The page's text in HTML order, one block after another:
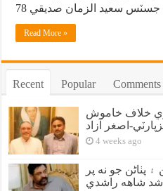
Read More »
Recent Popular Comments
خلاف خاموش
اصغر آزاد
4 weeks ago
پٺاڻن جو نه پر
شاهه راشدي